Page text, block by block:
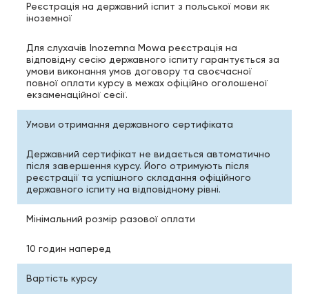
Реєстрація на державний іспит з польської мови як
іноземної
Для слухачів Inozemna Mowa реєстрація на
відповідну сесію державного іспиту гарантується за
умови виконання умов договору та своєчасної
повної оплати курсу в межах офіційно оголошеної
екзаменаційної сесії.
Умови отримання державного сертифіката
Державний сертифікат не видається автоматично
після завершення курсу. Його отримують після
реєстрації та успішного складання офіційного
державного іспиту на відповідному рівні.
Мінімальний розмір разової оплати
10 годин наперед
Вартість курсу